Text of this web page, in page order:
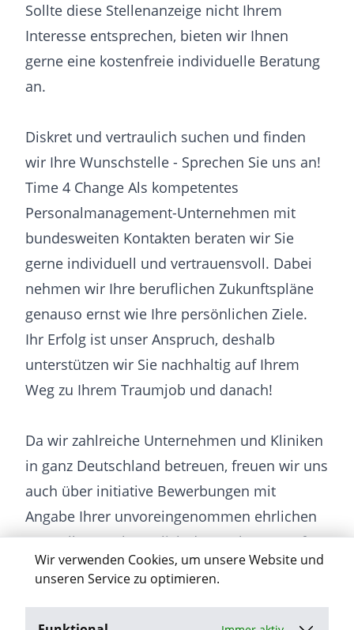
Wir verwenden Cookies, um unsere Website und
unseren Service zu optimieren.
Sollte diese Stellenanzeige nicht Ihrem
Interesse entsprechen, bieten wir Ihnen
gerne eine kostenfreie individuelle Beratung
an.
Diskret und vertraulich suchen und finden
wir Ihre Wunschstelle - Sprechen Sie uns an!
Time 4 Change Als kompetentes
Personalmanagement-Unternehmen mit
bundesweiten Kontakten beraten wir Sie
gerne individuell und vertrauensvoll. Dabei
nehmen wir Ihre beruflichen Zukunftspläne
genauso ernst wie Ihre persönlichen Ziele.
Ihr Erfolg ist unser Anspruch, deshalb
unterstützen wir Sie nachhaltig auf Ihrem
Weg zu Ihrem Traumjob und danach!
Da wir zahlreiche Unternehmen und Kliniken
in ganz Deutschland betreuen, freuen wir uns
auch über initiative Bewerbungen mit
Angabe Ihrer unvoreingenommen ehrlichen
Vorstellungen bezüglich der nächsten Stufen
auf Ihrer Karriereleiter.